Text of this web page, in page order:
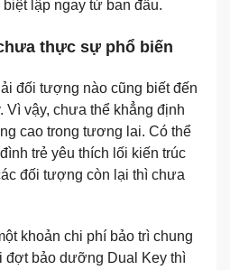
lập ngay từ ban đầu.
thực sự phổ biến
đối tượng nào cũng biết đến
Vì vậy, chưa thể khẳng định
cao trong tương lai. Có thể
trẻ yêu thích lối kiến trúc
đối tượng còn lại thì chưa
khoản chi phí bảo trì chung
đợt bảo dưỡng Dual Key thì